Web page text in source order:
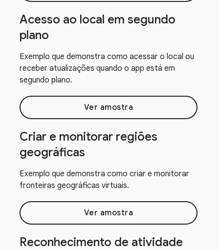
Acesso ao local em segundo
plano
Exemplo que demonstra como acessar o local ou
receber atualizações quando o app está em
segundo plano.
Ver amostra
Criar e monitorar regiões
geográficas
Exemplo que demonstra como criar e monitorar
fronteiras geográficas virtuais.
Ver amostra
Reconhecimento de atividade